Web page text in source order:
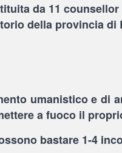
da 11
della provincia di
umanistico e di
a fuoco il
bastare 1-4